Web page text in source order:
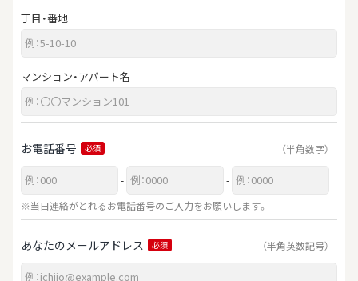
丁目・番地
マンション・アパート名
お電話番号 必須 （半角数字）
-
-
※当日連絡がとれるお電話番号のご入力をお願いします。
あなたのメールアドレス 必須 （半角英数記号）